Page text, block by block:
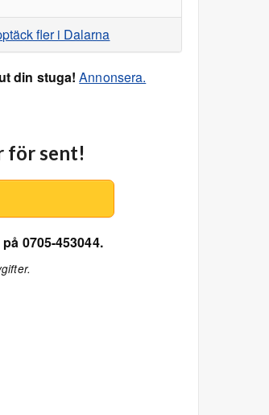
fler i Dalarna
din stuga! Annonsera.
för sent!
0705-453044.